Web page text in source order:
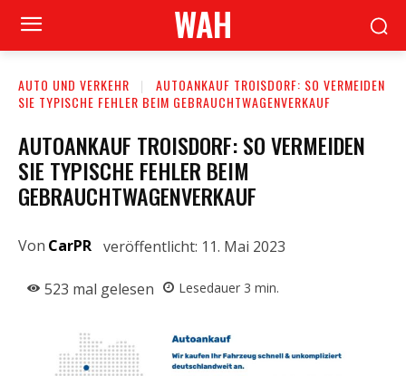
WAH
AUTO UND VERKEHR
AUTOANKAUF TROISDORF: SO VERMEIDEN
SIE TYPISCHE FEHLER BEIM GEBRAUCHTWAGENVERKAUF
AUTOANKAUF TROISDORF: SO VERMEIDEN
SIE TYPISCHE FEHLER BEIM
GEBRAUCHTWAGENVERKAUF
Von CarPR veröffentlicht: 11. Mai 2023
523 mal gelesen Lesedauer 3 min.